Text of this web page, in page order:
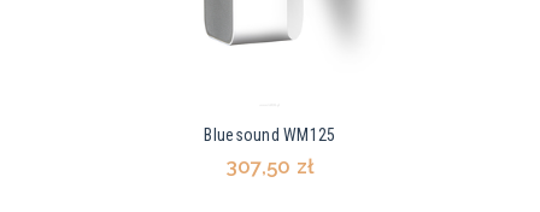
Bluesound WM125
307,50 zł